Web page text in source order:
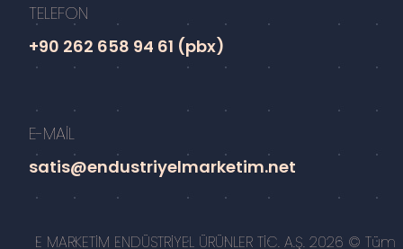
TELEFON
+90 262 658 94 61 (pbx)
E-MAİL
satis@endustriyelmarketim.net
E MARKETİM ENDÜSTRİYEL ÜRÜNLER TİC. A.Ş. 2026 © Tüm